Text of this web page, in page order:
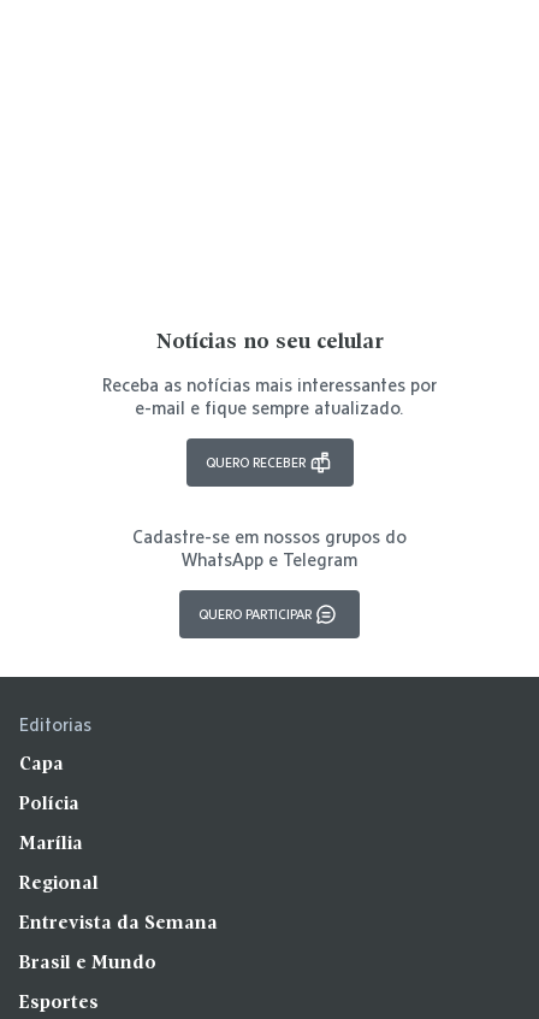
Notícias no seu celular
Receba as notícias mais interessantes por
e-mail e fique sempre atualizado.
QUERO RECEBER
Cadastre-se em nossos grupos do
WhatsApp e Telegram
QUERO PARTICIPAR
Editorias
Capa
Polícia
Marília
Regional
Entrevista da Semana
Brasil e Mundo
Esportes